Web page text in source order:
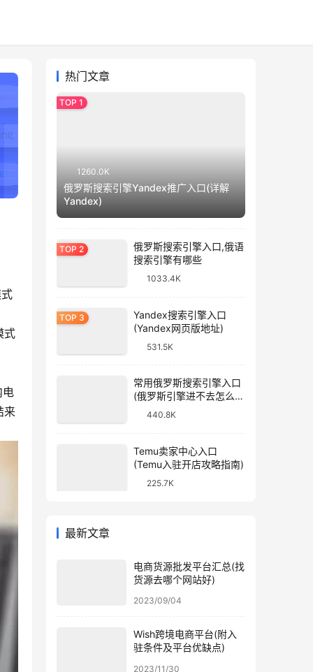
式
电
来
热门文章
1260.0K
俄罗斯搜索引擎Yandex推广入口(详解
Yandex)
俄罗斯搜索引擎入口,俄语
搜索引擎有哪些
1033.4K
Yandex搜索引擎入口
(Yandex网页版地址)
531.5K
常用俄罗斯搜索引擎入口
(俄罗斯引擎进不去怎么
440.8K
Temu卖家中心入口
(Temu入驻开店攻略指南)
225.7K
最新文章
电商货源批发平台汇总(找
货源去哪个网站好)
2023/09/04
Wish跨境电商平台(附入
驻条件及平台优缺点)
2023/11/30